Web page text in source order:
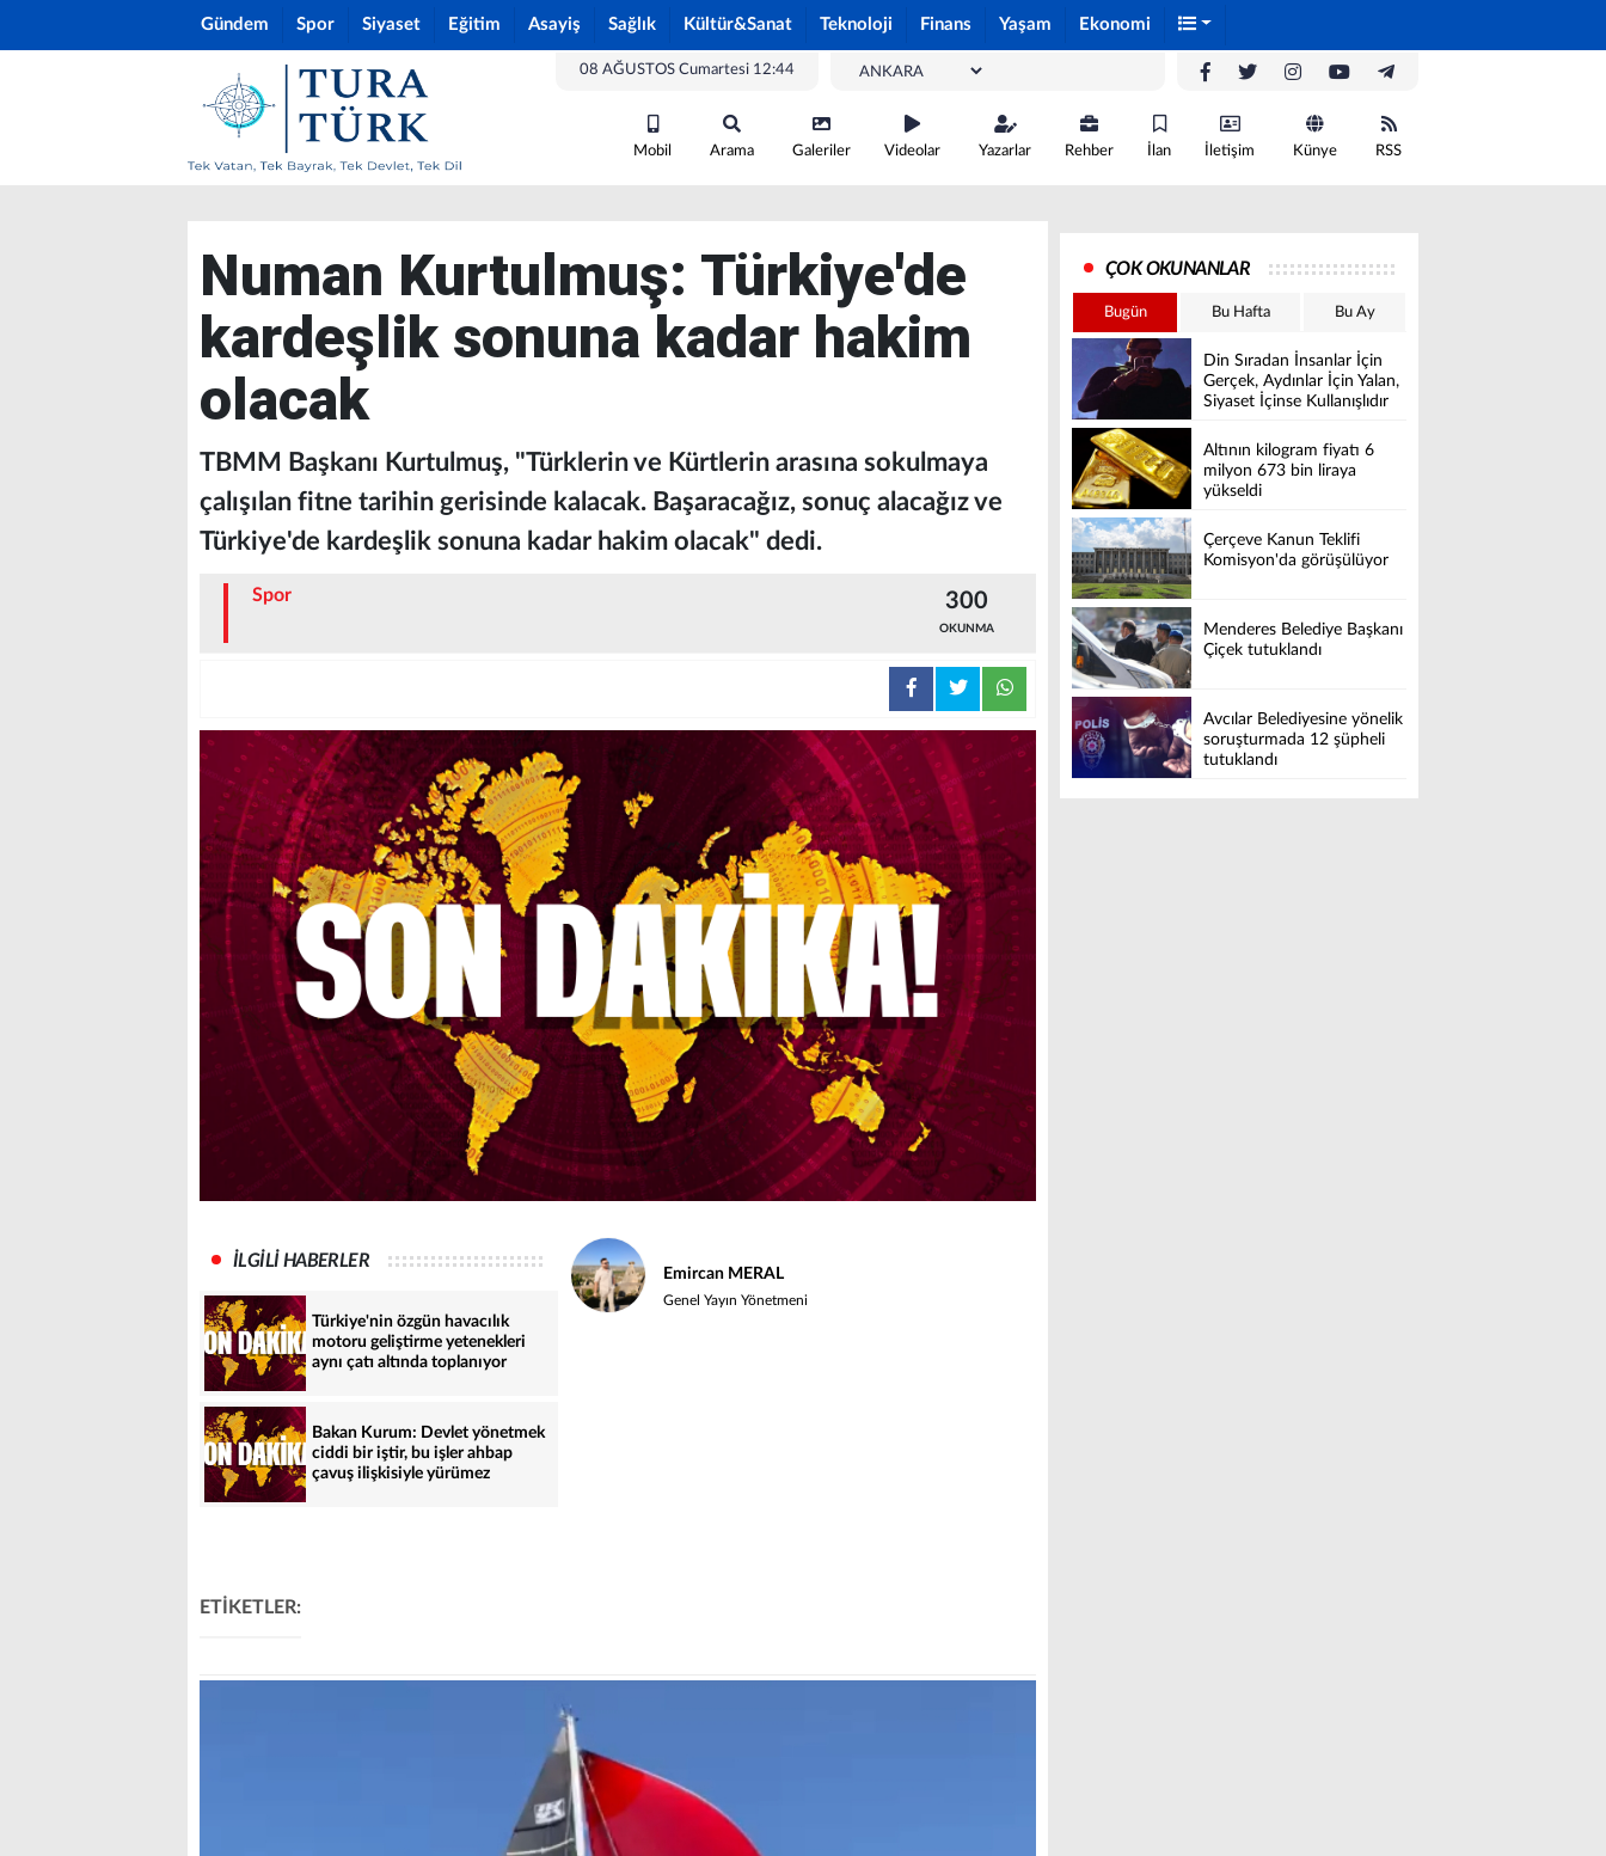
Gündem Spor Siyaset Eğitim Asayiş Sağlık Kültür&Sanat Teknoloji Finans Yaşam Ekonomi
08 AĞUSTOS Cumartesi 12:44
Mobil Arama Galeriler Videolar Yazarlar Rehber İlan İletişim Künye RSS
Numan Kurtulmuş: Türkiye'de
kardeşlik sonuna kadar hakim
olacak
TBMM Başkanı Kurtulmuş, "Türklerin ve Kürtlerin arasına sokulmaya
çalışılan fitne tarihin gerisinde kalacak. Başaracağız, sonuç alacağız ve
Türkiye'de kardeşlik sonuna kadar hakim olacak" dedi.
Spor 300
OKUNMA
İLGİLİ HABERLER
Türkiye'nin özgün havacılık
motoru geliştirme yetenekleri
aynı çatı altında toplanıyor
Bakan Kurum: Devlet yönetmek
ciddi bir iştir, bu işler ahbap
çavuş ilişkisiyle yürümez
Emircan MERAL
Genel Yayın Yönetmeni
ETİKETLER:
ÇOK OKUNANLAR
Bugün Bu Hafta Bu Ay
Din Sıradan İnsanlar İçin
Gerçek, Aydınlar İçin Yalan,
Siyaset İçinse Kullanışlıdır
Altının kilogram fiyatı 6
milyon 673 bin liraya
yükseldi
Çerçeve Kanun Teklifi
Komisyon'da görüşülüyor
Menderes Belediye Başkanı
Çiçek tutuklandı
Avcılar Belediyesine yönelik
soruşturmada 12 şüpheli
tutuklandı